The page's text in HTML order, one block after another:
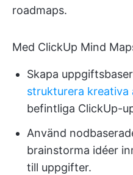
roadmaps.
Med ClickUp Mind
Skapa
strukturera kreativa
befintliga ClickUp-
Använd
brainstorma idéer
till uppgifter.